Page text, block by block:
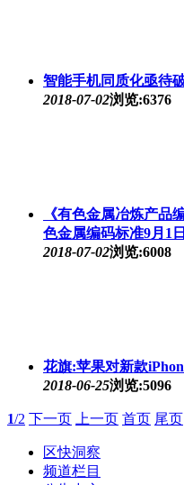
智能手机同质化亟待
2018-07-02浏览:6376
《有色金属冶炼产品
色金属编码标准9月1
2018-07-02浏览:6008
花旗:苹果对新款
2018-06-25浏览:5096
1/2 下一页 上一页 首页 尾页
区快洞察
频道栏目